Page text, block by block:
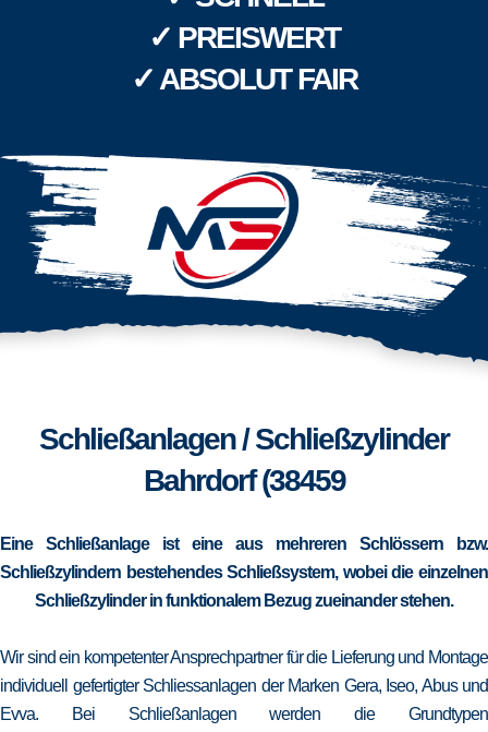
✓ PREISWERT
✓ ABSOLUT FAIR
Schließanlagen / Schließzylinder
Bahrdorf (38459
Eine Schließanlage ist eine aus mehreren Schlössern bzw.
Schließzylindern bestehendes Schließsystem, wobei die einzelnen
Schließzylinder in funktionalem Bezug zueinander stehen.
Wir sind ein kompetenter Ansprechpartner für die Lieferung und Montage
individuell gefertigter Schliessanlagen der Marken Gera, Iseo, Abus und
Evva. Bei Schließanlagen werden die Grundtypen